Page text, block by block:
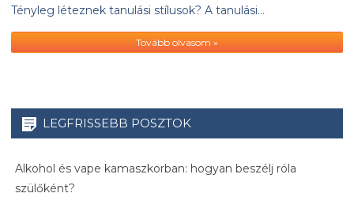
Tényleg léteznek tanulási stílusok? A tanulási…
Tovább olvasom »
LEGFRISSEBB POSZTOK
Alkohol és vape kamaszkorban: hogyan beszélj róla
szülőként?